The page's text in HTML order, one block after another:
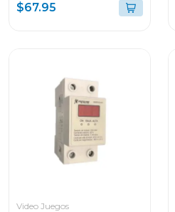
$67.95
Video Juegos